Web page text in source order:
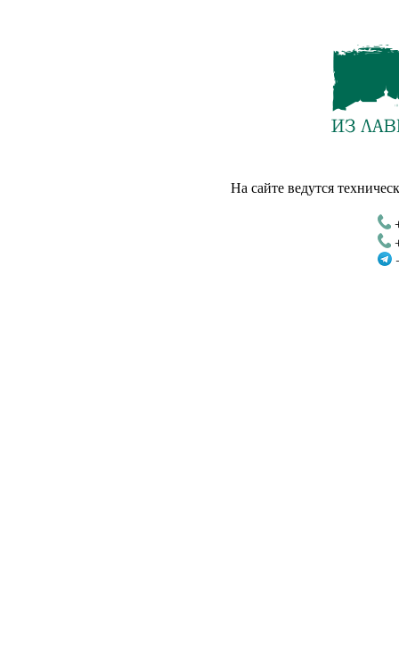
На сайте ведутся